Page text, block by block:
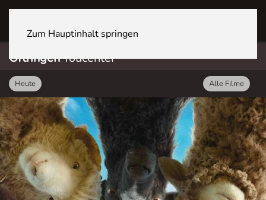
Zum Hauptinhalt springen
OftringenYoucenter
Heute Alle Filme